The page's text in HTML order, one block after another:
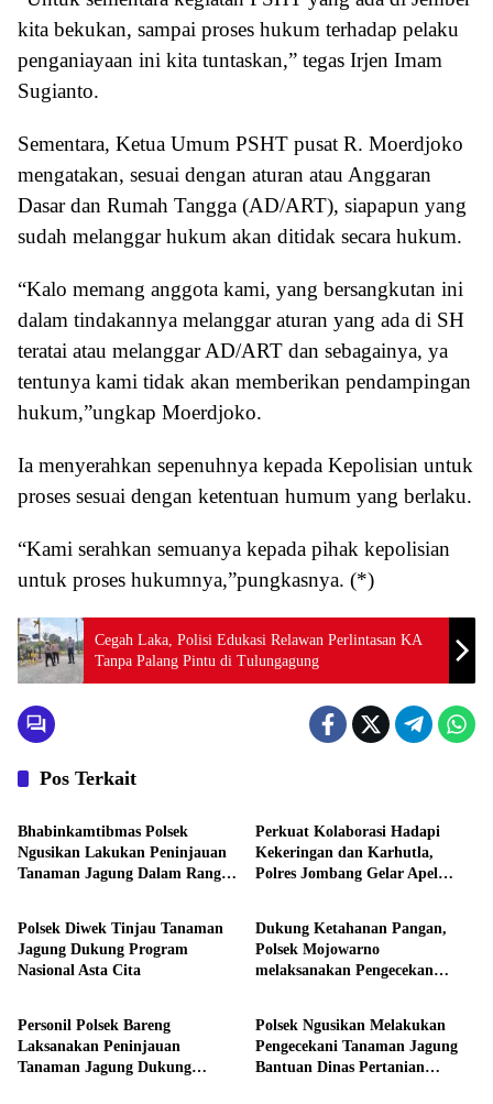
kita bekukan, sampai proses hukum terhadap pelaku
penganiayaan ini kita tuntaskan,” tegas Irjen Imam
Sugianto.
Sementara, Ketua Umum PSHT pusat R. Moerdjoko
mengatakan, sesuai dengan aturan atau Anggaran
Dasar dan Rumah Tangga (AD/ART), siapapun yang
sudah melanggar hukum akan ditidak secara hukum.
“Kalo memang anggota kami, yang bersangkutan ini
dalam tindakannya melanggar aturan yang ada di SH
teratai atau melanggar AD/ART dan sebagainya, ya
tentunya kami tidak akan memberikan pendampingan
hukum,”ungkap Moerdjoko.
Ia menyerahkan sepenuhnya kepada Kepolisian untuk
proses sesuai dengan ketentuan humum yang berlaku.
“Kami serahkan semuanya kepada pihak kepolisian
untuk proses hukumnya,”pungkasnya. (*)
Cegah Laka, Polisi Edukasi Relawan Perlintasan KA
Tanpa Palang Pintu di Tulungagung
Pos Terkait
Aktivitas
Bhabinkamtibmas Polsek
Ngusikan Lakukan Peninjauan
Tanaman Jagung Dalam Rangka
Perkuat Kolaborasi Hadapi
Kekeringan dan Karhutla,
Polres Jombang Gelar Apel
Aktivitas
Polsek Diwek Tinjau Tanaman
Jagung Dukung Program
Nasional Asta Cita
Aktivitas
Dukung Ketahanan Pangan,
Polsek Mojowarno
melaksanakan Pengecekan
Aktivitas
Personil Polsek Bareng
Laksanakan Peninjauan
Tanaman Jagung Dukung
Aktivitas
Polsek Ngusikan Melakukan
Pengecekani Tanaman Jagung
Bantuan Dinas Pertanian